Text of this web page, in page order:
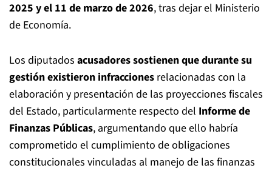
2025 y el 11 de marzo de 2026, tras dejar el Ministerio
de Economía.
Los diputados acusadores sostienen que durante su
gestión existieron infracciones relacionadas con la
elaboración y presentación de las proyecciones fiscales
del Estado, particularmente respecto del Informe de
Finanzas Públicas, argumentando que ello habría
comprometido el cumplimiento de obligaciones
constitucionales vinculadas al manejo de las finanzas